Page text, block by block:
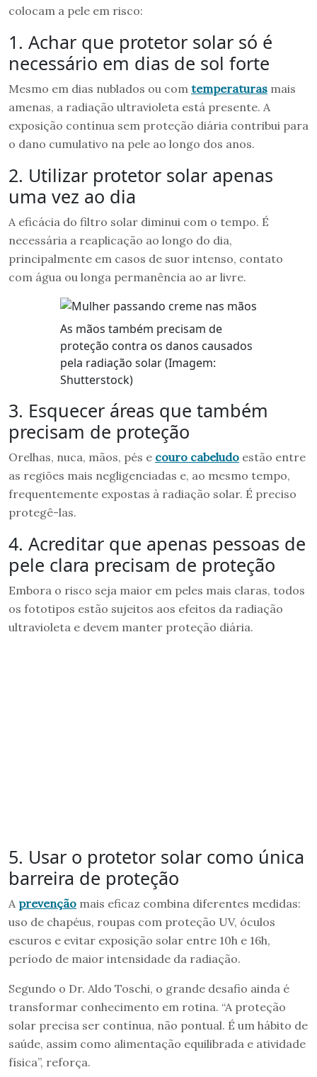
colocam a pele em risco:
1. Achar que protetor solar só é
necessário em dias de sol forte
Mesmo em dias nublados ou com temperaturas mais
amenas, a radiação ultravioleta está presente. A
exposição contínua sem proteção diária contribui para
o dano cumulativo na pele ao longo dos anos.
2. Utilizar protetor solar apenas
uma vez ao dia
A eficácia do filtro solar diminui com o tempo. É
necessária a reaplicação ao longo do dia,
principalmente em casos de suor intenso, contato
com água ou longa permanência ao ar livre.
As mãos também precisam de
proteção contra os danos causados
pela radiação solar (Imagem:
Shutterstock)
3. Esquecer áreas que também
precisam de proteção
Orelhas, nuca, mãos, pés e couro cabeludo estão entre
as regiões mais negligenciadas e, ao mesmo tempo,
frequentemente expostas à radiação solar. É preciso
protegê-las.
4. Acreditar que apenas pessoas de
pele clara precisam de proteção
Embora o risco seja maior em peles mais claras, todos
os fototipos estão sujeitos aos efeitos da radiação
ultravioleta e devem manter proteção diária.
5. Usar o protetor solar como única
barreira de proteção
A prevenção mais eficaz combina diferentes medidas:
uso de chapéus, roupas com proteção UV, óculos
escuros e evitar exposição solar entre 10h e 16h,
período de maior intensidade da radiação.
Segundo o Dr. Aldo Toschi, o grande desafio ainda é
transformar conhecimento em rotina. “A proteção
solar precisa ser contínua, não pontual. É um hábito de
saúde, assim como alimentação equilibrada e atividade
física”, reforça.